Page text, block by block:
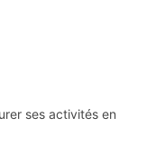
ses activités en